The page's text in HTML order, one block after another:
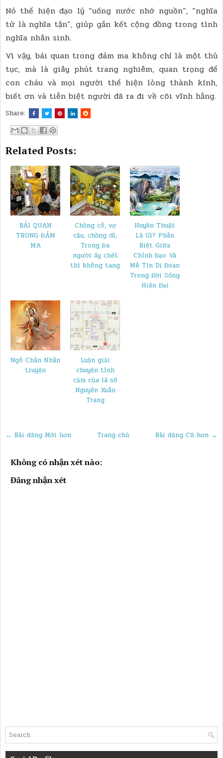
Nó thể hiện đạo lý “uống nước nhớ nguồn”, “nghĩa
tử là nghĩa tận”, giúp gắn kết cộng đồng trong tình
nghĩa nhân sinh.
Vì vậy, bái quan trong đám ma không chỉ là một thủ
tục, mà là giây phút trang nghiêm, quan trọng để
con cháu và mọi người thể hiện lòng thành kính,
biết ơn và tiễn biệt người đã ra đi về cõi vĩnh hằng.
Share:
Related Posts:
BÁI QUAN
TRONG ĐÁM
MA
Chồng cô, vợ
cậu, chồng dì,
Trong ba
người ấy chết
thì không tang
​Huyền Thuật
Là Gì? Phân
Biệt Giữa
Chính Đạo Và
Mê Tín Dị Đoan
Trong Đời Sống
Hiện Đại
Ngô Chân Nhân
truyện
Luận giải
chuyện tình
cảm của lá số
Nguyễn Xuân
Trang
← Bài đăng Mới hơn Bài đăng Cũ hơn →
Trang chủ
Không có nhận xét nào:
Đăng nhận xét